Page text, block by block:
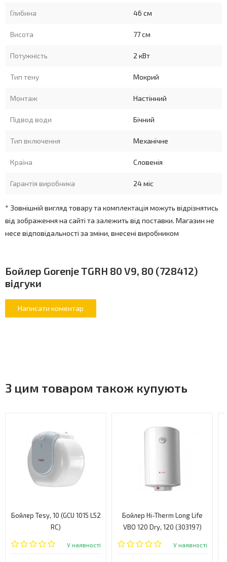
Глибина 46 см
Висота 77 см
Потужність 2 кВт
Тип тену Мокрий
Монтаж Настінний
Підвод води Бічний
Тип включення Механічне
Країна Словенія
Гарантія виробника 24 міс
* Зовнішній вигляд товару та комплектація можуть відрізнятись
від зображення на сайті та залежить від поставки. Магазин не
несе відповідальності за зміни, внесені виробником
Бойлер Gorenje TGRH 80 V9, 80 (728412)
відгуки
З цим товаром також купують
Бойлер Tesy, 10 (GCU 1015 L52
RC)
У наявності
Бойлер Hi-Therm Long Life
VBO 120 Dry, 120 (303197)
У наявності